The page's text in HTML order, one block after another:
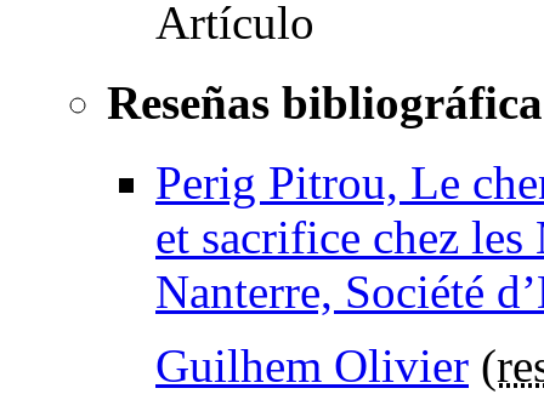
Reseñas
Perig Pitrou, Le
et sacrifice chez
Nanterre, Société
Guilhem Olivier (